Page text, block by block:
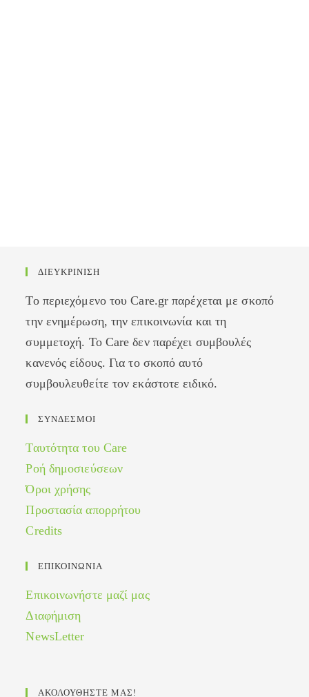
ΔΙΕΥΚΡΙΝΙΣΗ
Το περιεχόμενο του Care.gr παρέχεται με σκοπό
την ενημέρωση, την επικοινωνία και τη
συμμετοχή. Το Care δεν παρέχει συμβουλές
κανενός είδους. Για το σκοπό αυτό
συμβουλευθείτε τον εκάστοτε ειδικό.
ΣΥΝΔΕΣΜΟΙ
Ταυτότητα του Care
Ροή δημοσιεύσεων
Όροι χρήσης
Προστασία απορρήτου
Credits
ΕΠΙΚΟΙΝΩΝΙΑ
Επικοινωνήστε μαζί μας
Διαφήμιση
NewsLetter
ΑΚΟΛΟΥΘΗΣΤΕ ΜΑΣ!